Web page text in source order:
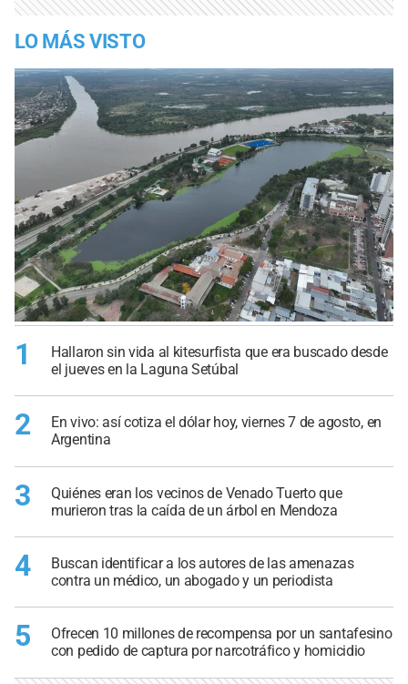
LO MÁS VISTO
1
Hallaron sin vida al kitesurfista que era buscado desde
el jueves en la Laguna Setúbal
2
En vivo: así cotiza el dólar hoy, viernes 7 de agosto, en
Argentina
3
Quiénes eran los vecinos de Venado Tuerto que
murieron tras la caída de un árbol en Mendoza
4
Buscan identificar a los autores de las amenazas
contra un médico, un abogado y un periodista
5
Ofrecen 10 millones de recompensa por un santafesino
con pedido de captura por narcotráfico y homicidio